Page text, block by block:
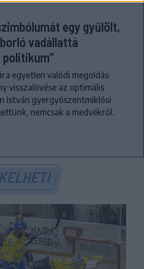
egy gyűlölt,
vadállattá
egyetlen valódi megoldás
visszalövése az optimális
István gyergyószentmiklósi
nemcsak a medvékről.